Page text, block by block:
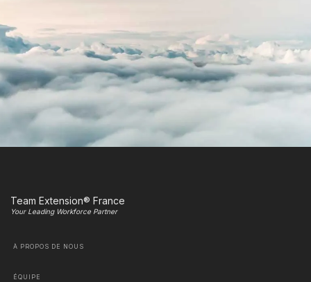
Team Extension® France
Your Leading Workforce Partner
À PROPOS DE NOUS
ÉQUIPE